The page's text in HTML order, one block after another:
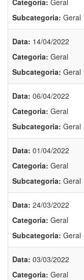
Subcategoria: Geral
Data: 14/04/2022
Categoria: Geral
Subcategoria: Geral
Data: 06/04/2022
Categoria: Geral
Subcategoria: Geral
Data: 01/04/2022
Categoria: Geral
Subcategoria: Geral
Data: 24/03/2022
Categoria: Geral
Subcategoria: Geral
Data: 03/03/2022
Categoria: Geral